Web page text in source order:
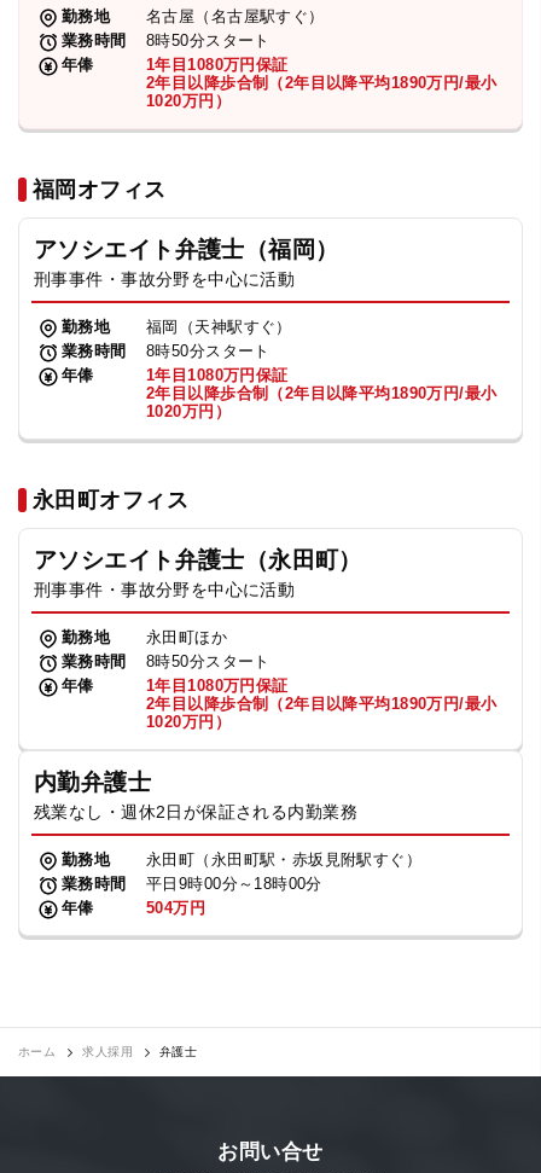
勤務地
名古屋（名古屋駅すぐ）
業務時間
8時50分スタート
年俸
1年目1080万円保証
2年目以降歩合制（2年目以降平均1890万円/最小
1020万円）
福岡オフィス
アソシエイト弁護士（福岡）
刑事事件・事故分野を中心に活動
勤務地
福岡（天神駅すぐ）
業務時間
8時50分スタート
年俸
1年目1080万円保証
2年目以降歩合制（2年目以降平均1890万円/最小
1020万円）
永田町オフィス
アソシエイト弁護士（永田町）
刑事事件・事故分野を中心に活動
勤務地
永田町ほか
業務時間
8時50分スタート
年俸
1年目1080万円保証
2年目以降歩合制（2年目以降平均1890万円/最小
1020万円）
内勤弁護士
残業なし・週休2日が保証される内勤業務
勤務地
永田町（永田町駅・赤坂見附駅すぐ）
業務時間
平日9時00分～18時00分
年俸
504万円
ホーム 求人採用 弁護士
お問い合せ